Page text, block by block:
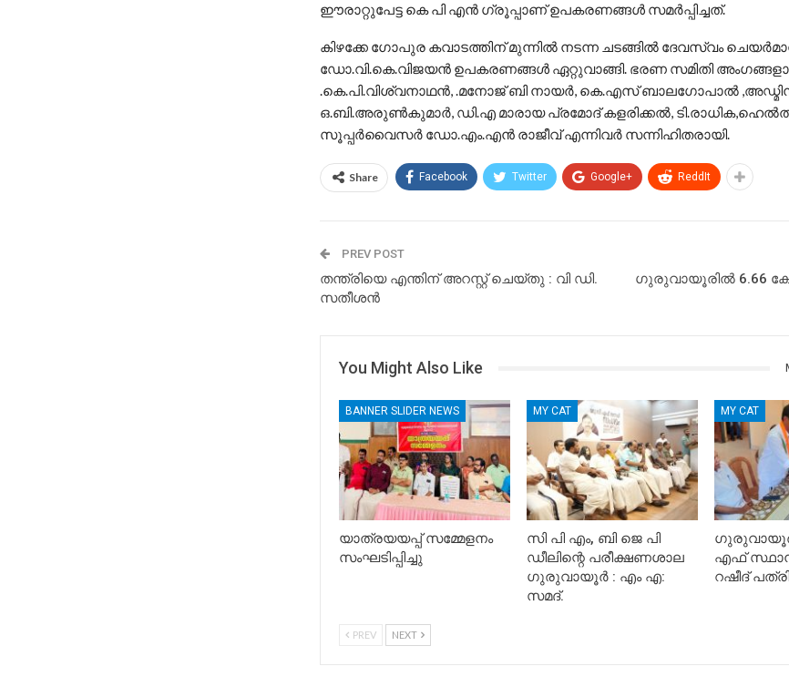
ഈരാറ്റുപേട്ട കെ പി എൻ ഗ്രൂപ്പാണ് ഉപകരണങ്ങൾ സമർപ്പിച്ചത്.
കിഴക്കേ ഗോപുര കവാടത്തിന് മുന്നിൽ നടന്ന ചടങ്ങിൽ ദേവസ്വം
ഡോ.വി.കെ.വിജയൻ ഉപകരണങ്ങൾ ഏറ്റുവാങ്ങി. ഭരണ സമിതി
.കെ.പി.വിശ്വനാഥൻ, .മനോജ് ബി നായർ, കെ.എസ് ബാലഗോപാൽ
ഒ.ബി.അരുൺകുമാർ, ഡി.എ മാരായ പ്രമോദ് കളരിക്കൽ,
സൂപ്പർവൈസർ ഡോ.എം.എൻ രാജീവ് എന്നിവർ സന്നിഹിതരായി.
Share Facebook Twitter Google+ ReddIt
PREV POST
തന്ത്രിയെ എന്തിന് അറസ്റ്റ് ചെയ്തു : വി ഡി.
സതീശൻ
ഗുരുവായൂരിൽ 6.66
You Might Also Like
BANNER SLIDER NEWS
യാത്രയയപ്പ് സമ്മേളനം
സംഘടിപ്പിച്ചു
MY CAT
സി പി എം, ബി ജെ പി
ഡീലിന്റെ പരീക്ഷണശാല
ഗുരുവായൂർ : എം എ:
സമദ്.
MY CAT
എഫ്
റഷീദ്
PREV NEXT